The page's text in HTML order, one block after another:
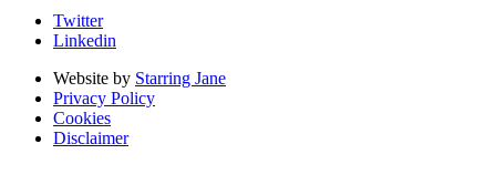
Twitter
Linkedin
Website by Starring Jane
Privacy Policy
Cookies
Disclaimer